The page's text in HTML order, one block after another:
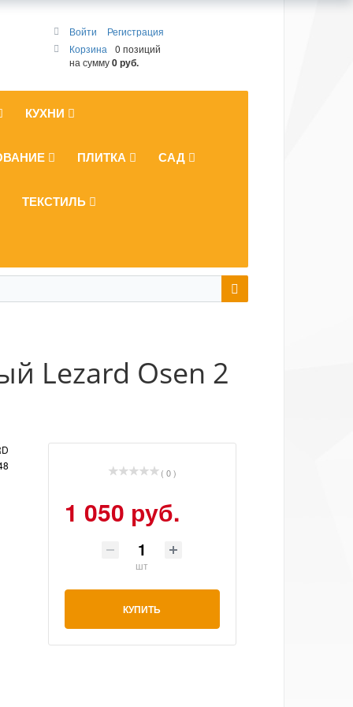
Войти
Регистрация
Корзина
0 позиций
на сумму0 руб.
КУХНИ
ПЛИТКА САД
ТЕКСТИЛЬ
Lezard Osen 2
( 0 )
1 050 руб.
шт
КУПИТЬ